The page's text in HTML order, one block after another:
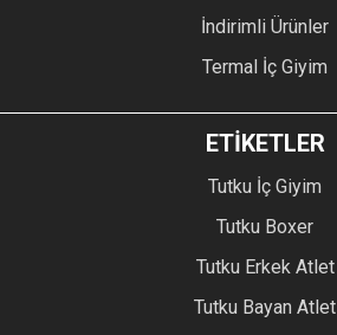
İndirimli Ürünler
Termal İç Giyim
ETİKETLER
Tutku İç Giyim
Tutku Boxer
Tutku Erkek Atlet
Tutku Bayan Atlet